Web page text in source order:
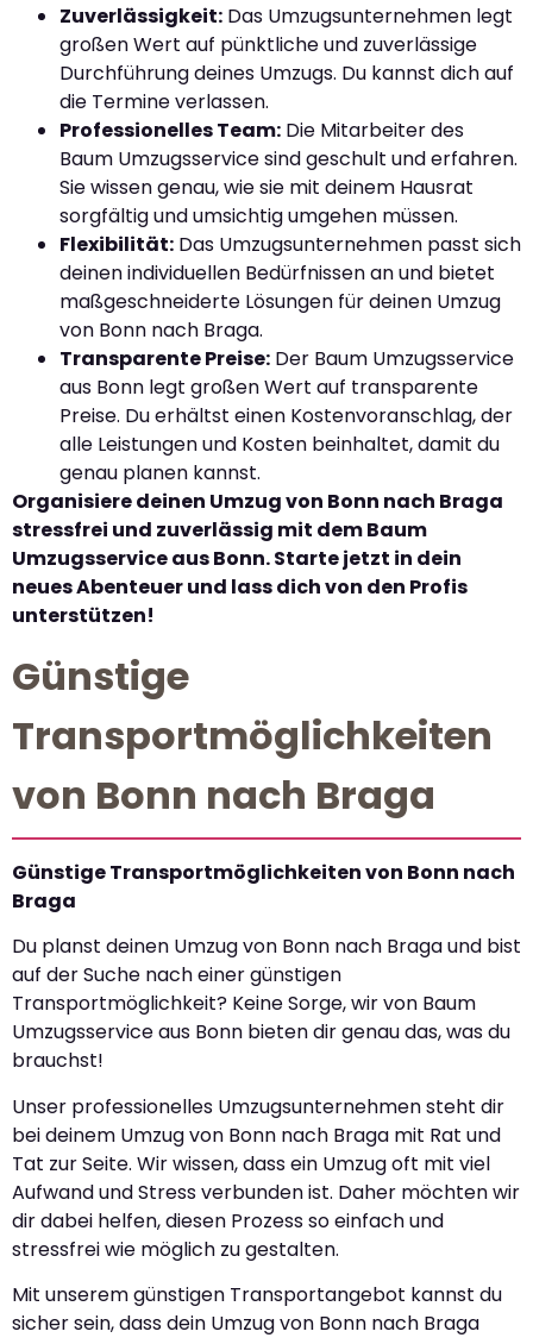
Zuverlässigkeit: Das Umzugsunternehmen legt
großen Wert auf pünktliche und zuverlässige
Durchführung deines Umzugs. Du kannst dich auf
die Termine verlassen.
Professionelles Team: Die Mitarbeiter des
Baum Umzugsservice sind geschult und erfahren.
Sie wissen genau, wie sie mit deinem Hausrat
sorgfältig und umsichtig umgehen müssen.
Flexibilität: Das Umzugsunternehmen passt sich
deinen individuellen Bedürfnissen an und bietet
maßgeschneiderte Lösungen für deinen Umzug
von Bonn nach Braga.
Transparente Preise: Der Baum Umzugsservice
aus Bonn legt großen Wert auf transparente
Preise. Du erhältst einen Kostenvoranschlag, der
alle Leistungen und Kosten beinhaltet, damit du
genau planen kannst.
Organisiere deinen Umzug von Bonn nach Braga
stressfrei und zuverlässig mit dem Baum
Umzugsservice aus Bonn. Starte jetzt in dein
neues Abenteuer und lass dich von den Profis
unterstützen!
Günstige
Transportmöglichkeiten
von Bonn nach Braga
Günstige Transportmöglichkeiten von Bonn nach
Braga
Du planst deinen Umzug von Bonn nach Braga und bist
auf der Suche nach einer günstigen
Transportmöglichkeit? Keine Sorge, wir von Baum
Umzugsservice aus Bonn bieten dir genau das, was du
brauchst!
Unser professionelles Umzugsunternehmen steht dir
bei deinem Umzug von Bonn nach Braga mit Rat und
Tat zur Seite. Wir wissen, dass ein Umzug oft mit viel
Aufwand und Stress verbunden ist. Daher möchten wir
dir dabei helfen, diesen Prozess so einfach und
stressfrei wie möglich zu gestalten.
Mit unserem günstigen Transportangebot kannst du
sicher sein, dass dein Umzug von Bonn nach Braga